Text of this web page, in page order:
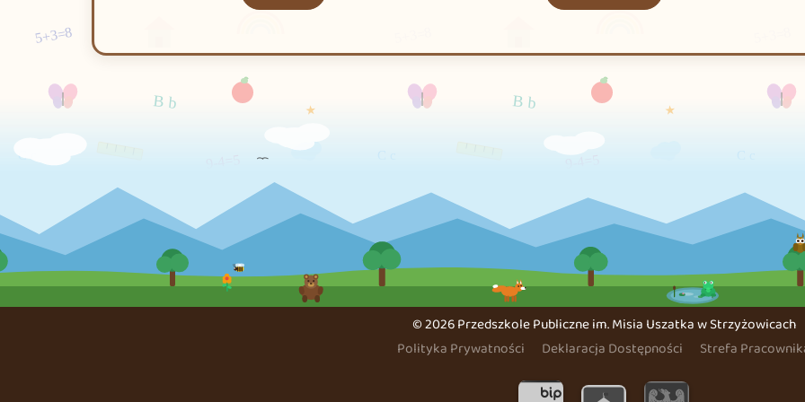
©2026 Przedszkole Publiczne im. Misia Uszatka w Strzyżowicach
Polityka Prywatności
Deklaracja Dostępności Strefa